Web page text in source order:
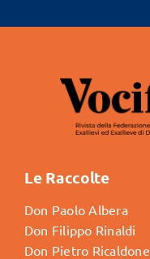
Le Raccolte
Don Paolo Albera
Don Filippo Rinaldi
Don Pietro Ricaldone